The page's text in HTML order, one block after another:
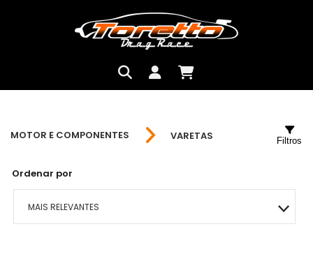
MOTOR E COMPONENTES VARETAS
Ordenar por
MAIS RELEVANTES
Filtros